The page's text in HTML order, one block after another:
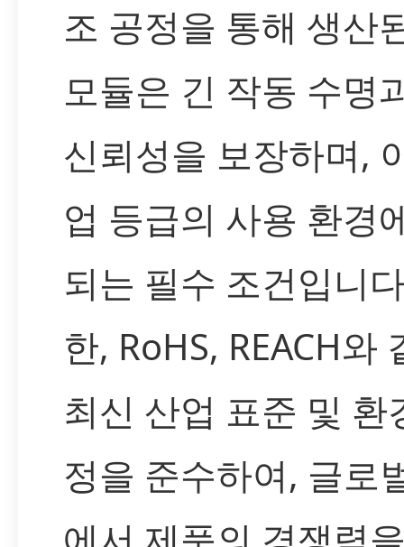
조 공정을 통해 생산
모듈은 긴 작동 수명
신뢰성을 보장하며,
업 등급의 사용 환경
되는 필수 조건입니
한, RoHS, REACH와
최신 산업 표준 및 환
정을 준수하여, 글로